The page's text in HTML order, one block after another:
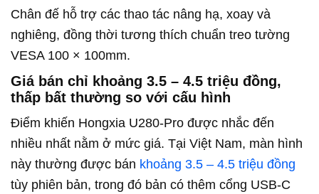
Chân đế hỗ trợ các thao tác nâng hạ, xoay và
nghiêng, đồng thời tương thích chuẩn treo tường
VESA 100 × 100mm.
Giá bán chỉ khoảng 3.5 – 4.5 triệu đồng,
thấp bất thường so với cấu hình
Điểm khiến Hongxia U280-Pro được nhắc đến
nhiều nhất nằm ở mức giá. Tại Việt Nam, màn hình
này thường được bán khoảng 3.5 – 4.5 triệu đồng
tùy phiên bản, trong đó bản có thêm cổng USB-C